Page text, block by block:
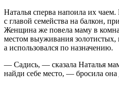
Наталья сперва напоила их чаем.
с главой семейства на балкон,
Женщина же повела маму в
местом выуживания
а использовался по назначению.
— Садись, — сказала Наталья
найди себе место, — бросила она